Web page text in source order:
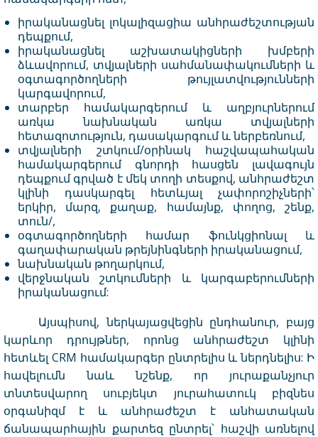
իրականացնել լոկալիզացիա անհրաժեշտության
դեպքում,
իրականացնել աշխատակիցների խմբերի
ձևավորում, տվյալների սահմանափակումների և
օգտագործողների թույլատվությունների
կարգավորում,
տարբեր համակարգերում և աղբյուրներում
առկա նախնական առկա տվյալների
հետազոտություն, դասակարգում և ներբեռնում,
տվյալների շտկում/օրինակ հաշվապահական
համակարգերում գնորդի հասցեն լավագույն
դեպքում գրված է մեկ տողի տեսքով, անհրաժեշտ
կլինի դասկարգել հետևյալ չափորոշիչների՝
երկիր, մարզ, քաղաք, համայնք, փողոց, շենք,
տուն/,
օգտագործողների համար ֆունկցիոնալ և
գաղափարական թրեյնինգների իրականացում,
նախնական թողարկում,
վերջնական շտկումների և կարգաբերումների
իրականացում:
Այսպիսով, ներկայացվեցին ընդհանուր, բայց
կարևոր դրույթներ, որոնց անհրաժեշտ կլինի
հետևել CRM համակարգեր ընտրելիս և ներդնելիս: Ի
հավելումն նաև նշենք, որ յուրաքանչյուր
տնտեսվարող սուբյեկտ յուրահատուկ բիզնես
օրգանիզմ է և անհրաժեշտ է անհատական
ճանապարհային քարտեզ ընտրել՝ հաշվի առնելով